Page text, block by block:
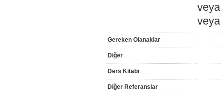
Gereken Olanaklar
Diğer
Ders Kitabı
Diğer Referanslar